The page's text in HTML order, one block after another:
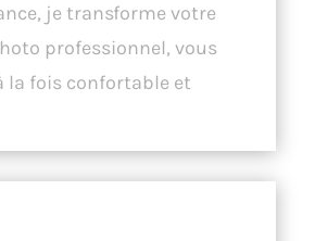
je transforme votre
professionnel, vous
la fois confortable et